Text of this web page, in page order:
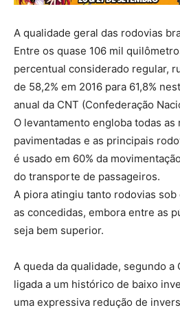
A qualidade geral das rodovias
Entre os quase 106 mil
percentual considerado regular,
de 58,2% em 2016 para 61,8%
anual da CNT (Confederação
O levantamento engloba todas
pavimentadas e as principais
é usado em 60% da
do transporte de passageiros.
A piora atingiu tanto rodovias
as concedidas, embora entre as
seja bem superior.
A queda da qualidade, segundo a
ligada a um histórico de baixo
uma expressiva redução de